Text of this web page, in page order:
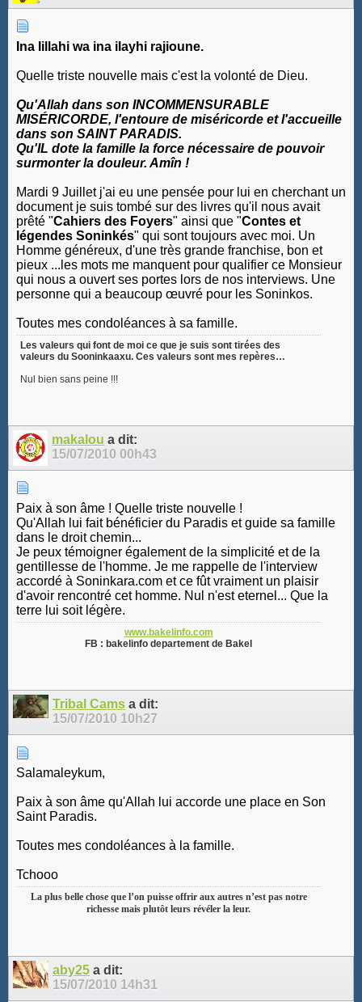
Ina lillahi wa ina ilayhi rajioune.
Quelle triste nouvelle mais c'est la volonté de Dieu.
Qu'Allah dans son INCOMMENSURABLE
MISÉRICORDE, l'entoure de miséricorde et l'accueille
dans son SAINT PARADIS.
Qu'IL dote la famille la force nécessaire de pouvoir
surmonter la douleur. Amîn !
Mardi 9 Juillet j'ai eu une pensée pour lui en cherchant un
document je suis tombé sur des livres qu'il nous avait
prêté "Cahiers des Foyers" ainsi que "Contes et
légendes Soninkés" qui sont toujours avec moi. Un
Homme généreux, d'une très grande franchise, bon et
pieux ...les mots me manquent pour qualifier ce Monsieur
qui nous a ouvert ses portes lors de nos interviews. Une
personne qui a beaucoup œuvré pour les Soninkos.
Toutes mes condoléances à sa famille.
Les valeurs qui font de moi ce que je suis sont tirées des
valeurs du Sooninkaaxu. Ces valeurs sont mes repères…
Nul bien sans peine !!!
makalou a dit:
15/07/2010 00h43
Paix à son âme ! Quelle triste nouvelle !
Qu'Allah lui fait bénéficier du Paradis et guide sa famille
dans le droit chemin...
Je peux témoigner également de la simplicité et de la
gentillesse de l'homme. Je me rappelle de l'interview
accordé à Soninkara.com et ce fût vraiment un plaisir
d'avoir rencontré cet homme. Nul n'est eternel... Que la
terre lui soit légère.
www.bakelinfo.com
FB : bakelinfo departement de Bakel
Tribal Cams a dit:
15/07/2010 10h27
Salamaleykum,
Paix à son âme qu'Allah lui accorde une place en Son
Saint Paradis.
Toutes mes condoléances à la famille.
Tchooo
La plus belle chose que l’on puisse offrir aux autres n’est pas notre
richesse mais plutôt leurs révéler la leur.
aby25 a dit:
15/07/2010 14h31